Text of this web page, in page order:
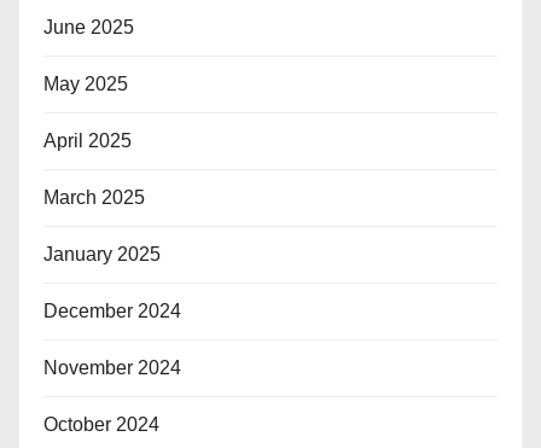
June 2025
May 2025
April 2025
March 2025
January 2025
December 2024
November 2024
October 2024